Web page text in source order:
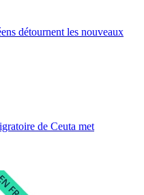
détournent les nouveaux
de Ceuta met